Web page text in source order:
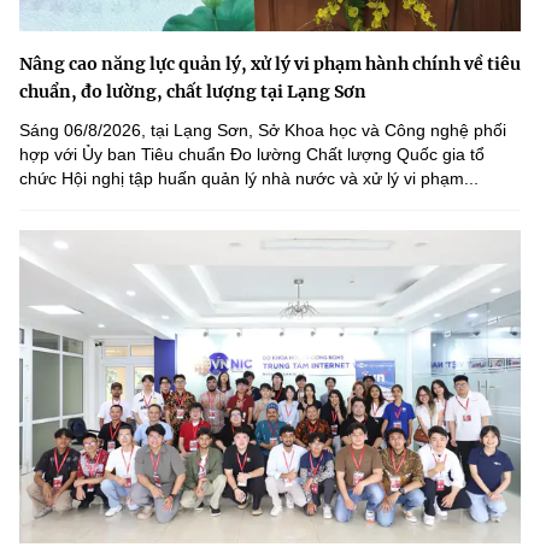
Nâng cao năng lực quản lý, xử lý vi phạm hành chính về tiêu
chuẩn, đo lường, chất lượng tại Lạng Sơn
Sáng 06/8/2026, tại Lạng Sơn, Sở Khoa học và Công nghệ phối
hợp với Ủy ban Tiêu chuẩn Đo lường Chất lượng Quốc gia tổ
chức Hội nghị tập huấn quản lý nhà nước và xử lý vi phạm...